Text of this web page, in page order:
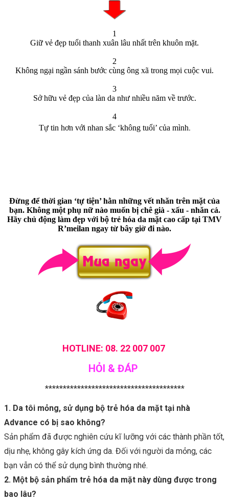
1
Giữ vẻ đẹp tuổi thanh xuân lâu nhất trên khuôn mặt.
2
Không ngại ngần sánh bước cùng ông xã trong mọi cuộc vui.
3
Sở hữu vẻ đẹp của làn da như nhiều năm về trước.
4
Tự tin hơn với nhan sắc ‘không tuổi’ của mình.
Đừng để thời gian ‘tự tiện’ hằn những vết nhăn trên mặt của
bạn. Không một phụ nữ nào muốn bị chê già - xấu - nhăn cả.
Hãy chủ động làm đẹp với bộ trẻ hóa da mặt cao cấp tại TMV
R’meilan ngay từ bây giờ đi nào.
HOTLINE: 08. 22 007 007
HỎI & ĐÁP
***************************************
1. Da tôi mỏng, sử dụng bộ trẻ hóa da mặt tại nhà
Advance có bị sao không?
Sản phẩm đã được nghiên cứu kĩ lưỡng với các thành phần tốt,
dịu nhẹ, không gây kích ứng da. Đối với người da mỏng, các
bạn vẫn có thể sử dụng bình thường nhé.
2. Một bộ sản phẩm trẻ hóa da mặt này dùng được trong
bao lâu?